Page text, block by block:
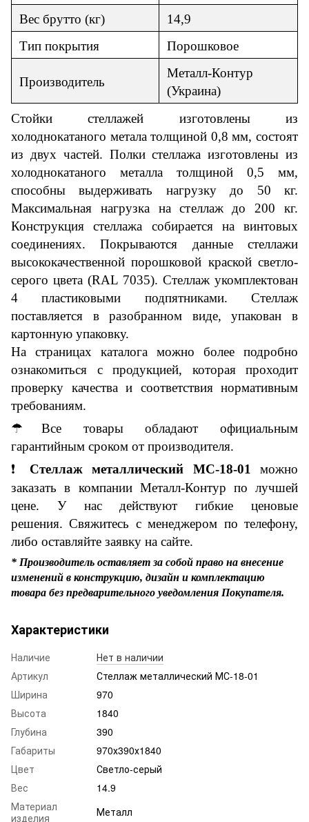
Вес брутто (кг)
14,9
Тип покрытия
Порошковое
Производитель
Металл-Контур
(Украина)
Стойки стеллажей изготовлены из
холоднокатаного метала толщиной 0,8 мм, состоят
из двух частей. Полки стеллажа изготовлены из
холоднокатаного металла толщиной 0,5 мм,
способны выдерживать нагрузку до 50 кг.
Максимальная нагрузка на стеллаж до 200 кг.
Конструкция стеллажа собирается на винтовых
соединениях. Покрываются данные стеллажи
высококачественной порошковой краской светло-
серого цвета (RAL 7035). Стеллаж укомплектован
4 пластиковыми подпятниками. Стеллаж
поставляется в разобранном виде, упакован в
картонную упаковку.
На страницах каталога можно более подробно
ознакомиться с продукцией, которая проходит
проверку качества и соответствия нормативным
требованиям.
☂ Все товары обладают официальным
гарантийным сроком от производителя.
❗
Стеллаж металлический МС-18-01можно
заказать в компании Металл-Контур по лучшей
цене. У нас действуют гибкие ценовые
решения.Свяжитесь с менеджером по телефону,
либо оставляйте заявку на сайте.
* Производитель оставляет за собой право на внесение
изменений в конструкцию, дизайн и комплектацию
товара без предварительного уведомления Покупателя.
Характеристики
Наличие
Нет в наличии
Артикул
Стеллаж металлический МС-18-01
Ширина
970
Высота
1840
Глубина
390
Габариты
970х390х1840
Цвет
Светло-серый
Вес
14.9
Материал
изделия
Металл